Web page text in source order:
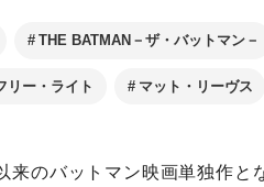
THE BATMAN－ザ・バットマン－
リー・ライト マット・リーヴス
来のバットマン映画単独作